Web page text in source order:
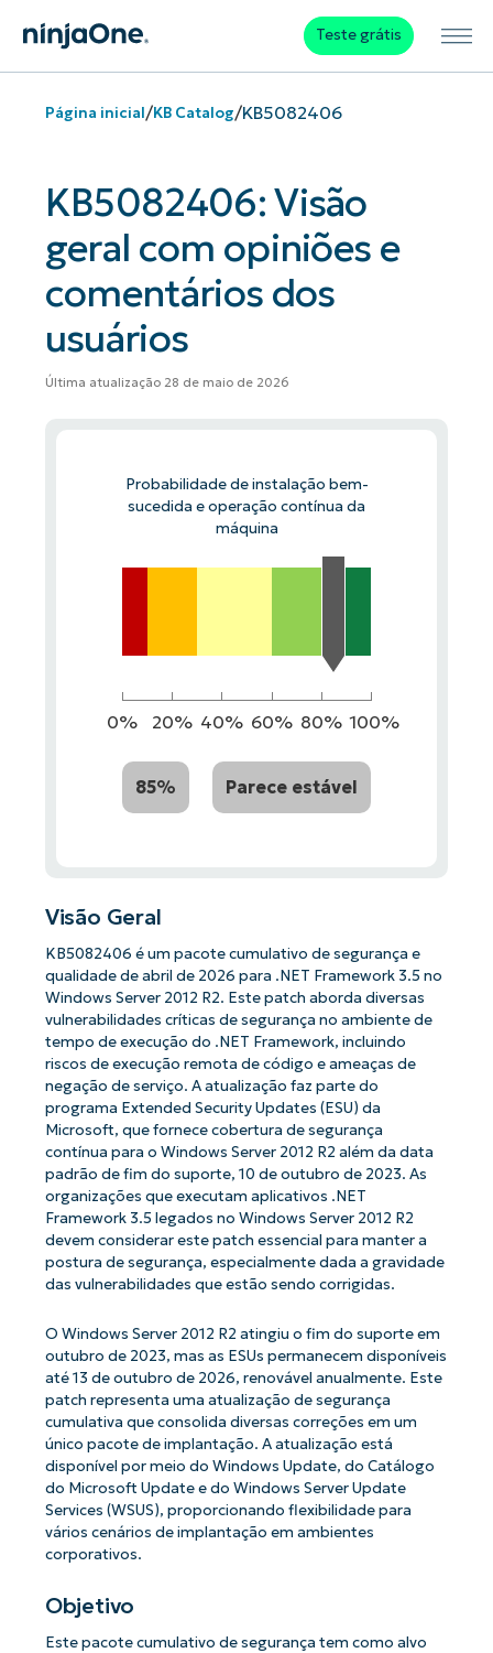
Teste grátis
Página inicial/KB Catalog/KB5082406
KB5082406: Visão
geral com opiniões e
comentários dos
usuários
Última atualização 28 de maio de 2026
Probabilidade de instalação bem-
sucedida e operação contínua da
máquina
0% 20% 40% 60% 80% 100%
85% Parece estável
Visão Geral
KB5082406 é um pacote cumulativo de segurança e
qualidade de abril de 2026 para .NET Framework 3.5 no
Windows Server 2012 R2. Este patch aborda diversas
vulnerabilidades críticas de segurança no ambiente de
tempo de execução do .NET Framework, incluindo
riscos de execução remota de código e ameaças de
negação de serviço. A atualização faz parte do
programa Extended Security Updates (ESU) da
Microsoft, que fornece cobertura de segurança
contínua para o Windows Server 2012 R2 além da data
padrão de fim do suporte, 10 de outubro de 2023. As
organizações que executam aplicativos .NET
Framework 3.5 legados no Windows Server 2012 R2
devem considerar este patch essencial para manter a
postura de segurança, especialmente dada a gravidade
das vulnerabilidades que estão sendo corrigidas.
O Windows Server 2012 R2 atingiu o fim do suporte em
outubro de 2023, mas as ESUs permanecem disponíveis
até 13 de outubro de 2026, renovável anualmente. Este
patch representa uma atualização de segurança
cumulativa que consolida diversas correções em um
único pacote de implantação. A atualização está
disponível por meio do Windows Update, do Catálogo
do Microsoft Update e do Windows Server Update
Services (WSUS), proporcionando flexibilidade para
vários cenários de implantação em ambientes
corporativos.
Objetivo
Este pacote cumulativo de segurança tem como alvo